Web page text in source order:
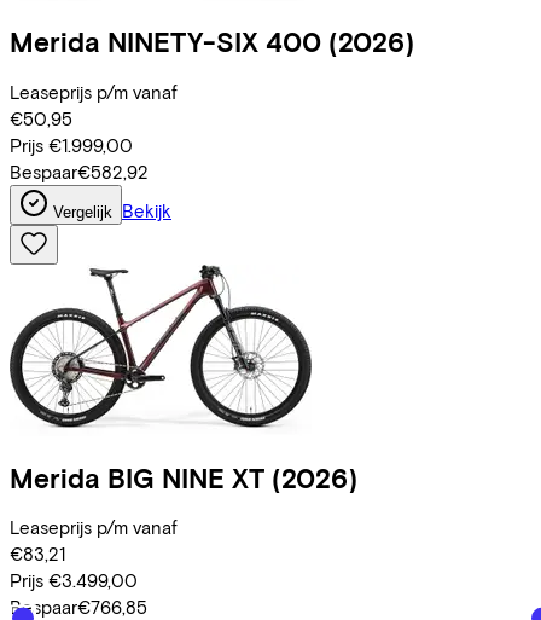
Merida NINETY-SIX 400 (2026)
Leaseprijs p/m vanaf
€50,95
Prijs €1.999,00
Bespaar€582,92
Vergelijk Bekijk
Merida BIG NINE XT (2026)
Leaseprijs p/m vanaf
€83,21
Prijs €3.499,00
Bespaar€766,85